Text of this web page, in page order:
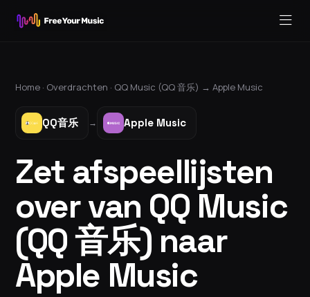
Home · Overdrachten · QQ Music (QQ 音乐) → Apple Music
QQ音乐 → Apple Music
Zet afspeellijsten
over van QQ Music
(QQ 音乐) naar
Apple Music